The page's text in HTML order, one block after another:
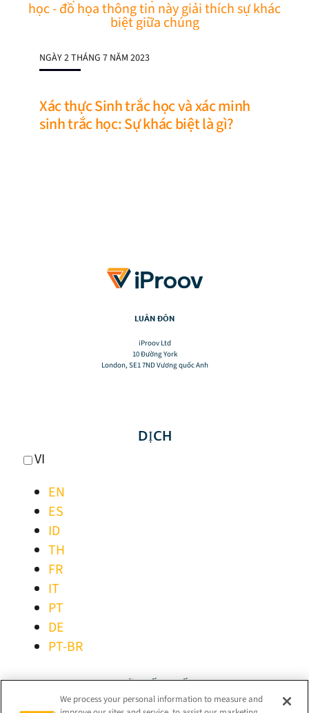
NGÀY 2 THÁNG 7 NĂM 2023
Xác thực Sinh trắc học và xác minh
sinh trắc học: Sự khác biệt là gì?
LUÂN ĐÔN
iProov Ltd
10 Đường York
London, SE1 7ND Vương quốc Anh
DỊCH
VI
EN
ES
ID
TH
FR
IT
PT
DE
PT-BR
GIỮ KẾT NỐI!
We process your personal information to measure and